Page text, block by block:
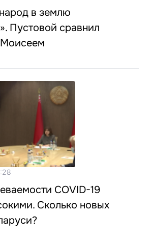
в землю
Пустовой сравнил
COVID-19
Сколько новых